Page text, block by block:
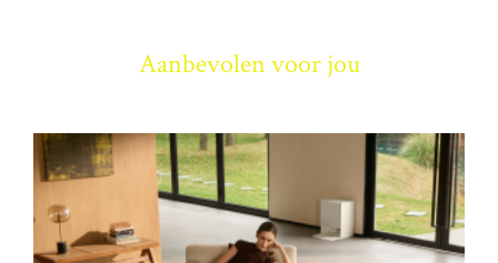
Aanbevolen voor jou